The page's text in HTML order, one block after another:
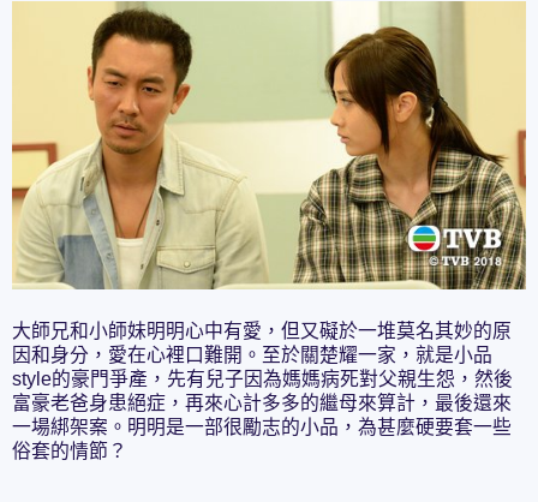
大師兄和小師妹明明心中有愛，但又礙於一堆莫名其妙的原
因和身分，愛在心裡口難開。至於關楚耀一家，就是小品
style的豪門爭產，先有兒子因為媽媽病死對父親生怨，然後
富豪老爸身患絕症，再來心計多多的繼母來算計，最後還來
一場綁架案。明明是一部很勵志的小品，為甚麼硬要套一些
俗套的情節？